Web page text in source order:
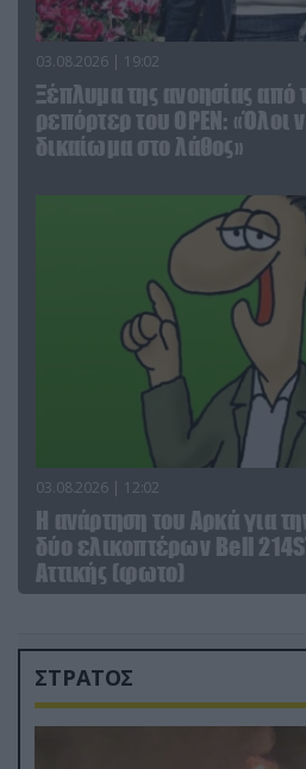
03.08.2026 | 19:02
Ξέπλυμα της ανοησίας από
ρεπόρτερ του ΟΡΕΝ: «Όλοι
δικαίωμα στο λάθος»
03.08.2026 | 12:02
Η ανάρτηση του Αρκά για
δύο ελικοπτέρων Bell
Αττικής (φωτο)
ΣΤΡΑΤΟΣ